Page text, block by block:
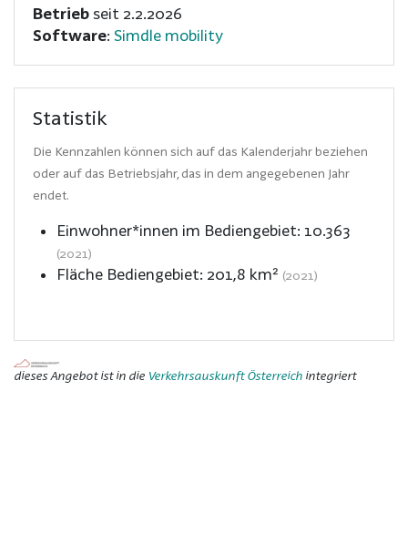
Betrieb seit 2.2.2026
Software: Simdle mobility
Statistik
Die Kennzahlen können sich auf das Kalenderjahr beziehen
oder auf das Betriebsjahr, das in dem angegebenen Jahr
endet.
Einwohner*innen im Bediengebiet: 10.363
(2021)
Fläche Bediengebiet: 201,8 km² (2021)
dieses Angebot ist in die Verkehrsauskunft Österreich integriert